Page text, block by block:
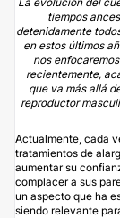
tiempos
detenidamente
en estos últimos
nos
recientemente,
que va más allá
reproductor
Actualmente, cada
tratamientos de
aumentar su
complacer a sus
un aspecto que ha
siendo relevante